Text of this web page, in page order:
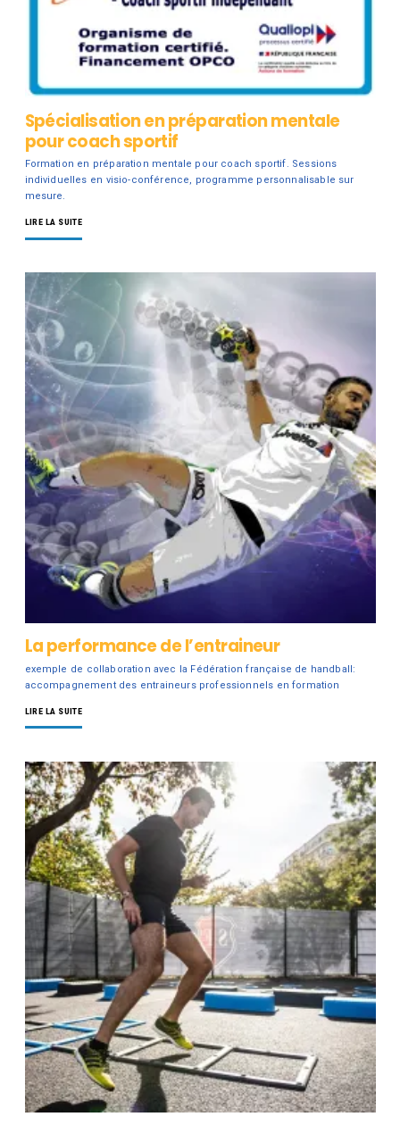
Spécialisation en préparation mentale
pour coach sportif
Formation en préparation mentale pour coach sportif. Sessions
individuelles en visio-conférence, programme personnalisable sur
mesure.
LIRE LA SUITE
La performance de l’entraineur
exemple de collaboration avec la Fédération française de handball:
accompagnement des entraineurs professionnels en formation
LIRE LA SUITE